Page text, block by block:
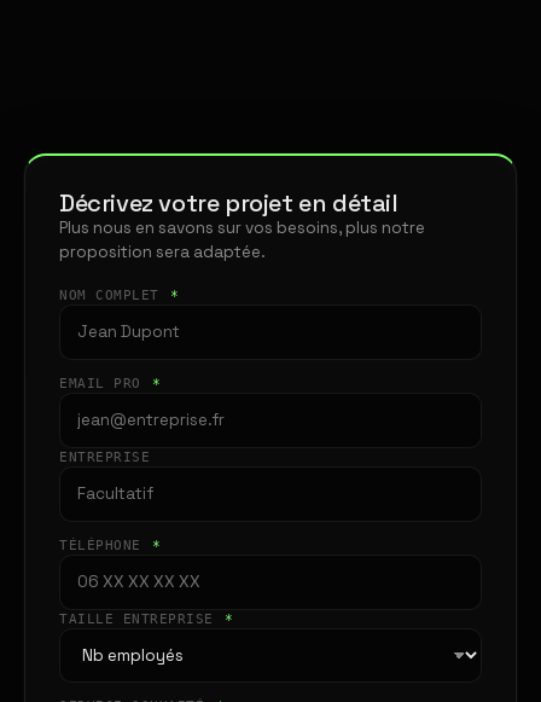
Décrivez votre projet en détail
Plus nous en savons sur vos besoins, plus notre
proposition sera adaptée.
NOM COMPLET *
EMAIL PRO *
ENTREPRISE
TÉLÉPHONE *
TAILLE ENTREPRISE *